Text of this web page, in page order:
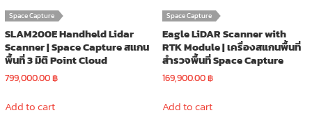
Space Capture
SLAM200E Handheld Lidar
Scanner | Space Capture สแกน
พื้นที่ 3 มิติ Point Cloud
799,000.00฿
Add to cart
Space Capture
Eagle LiDAR Scanner with
RTK Module | เครื่องสแกนพื้นที่
สำรวจพื้นที่ Space Capture
169,900.00฿
Add to cart